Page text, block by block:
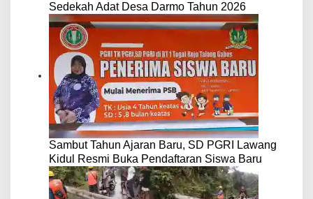
Sedekah Adat Desa Darmo Tahun 2026
Sambut Tahun Ajaran Baru, SD PGRI Lawang
Kidul Resmi Buka Pendaftaran Siswa Baru